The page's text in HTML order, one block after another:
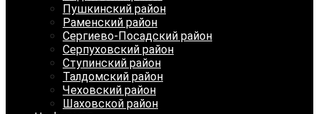
Пушкинский район
Раменский район
Сергиево-Посадский район
Серпуховский район
Ступинский район
Талдомский район
Чеховский район
Шаховской район